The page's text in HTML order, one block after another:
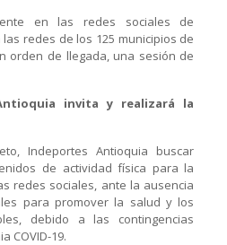
en las redes sociales de
redes de los 125 municipios de
orden de llegada, una sesión de
invita y realizará la
Indeportes Antioquia buscar
de actividad física para la
redes sociales, ante la ausencia
para promover la salud y los
debido a las contingencias
COVID-19.